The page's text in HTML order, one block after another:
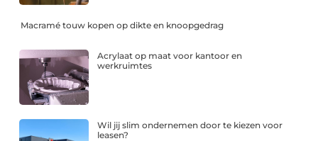
Macramé touw kopen op dikte en knoopgedrag
Acrylaat op maat voor kantoor en
werkruimtes
Wil jij slim ondernemen door te kiezen voor
leasen?